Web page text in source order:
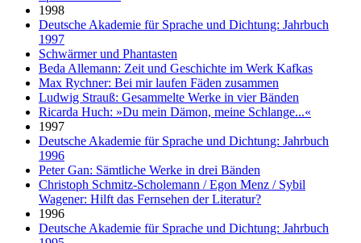
1998
Deutsche Akademie für Sprache und Dichtung: Jahrbuch
1997
Schwärmer und Phantasten
Beda Allemann: Zeit und Geschichte im Werk Kafkas
Max Rychner: Bei mir laufen Fäden zusammen
Ludwig Strauß: Gesammelte Werke in vier Bänden
Ricarda Huch: »Du mein Dämon, meine Schlange...«
1997
Deutsche Akademie für Sprache und Dichtung: Jahrbuch
1996
Peter Gan: Sämtliche Werke in drei Bänden
Christoph Schmitz-Scholemann / Egon Menz / Sybil
Wagener: Hilft das Fernsehen der Literatur?
1996
Deutsche Akademie für Sprache und Dichtung: Jahrbuch